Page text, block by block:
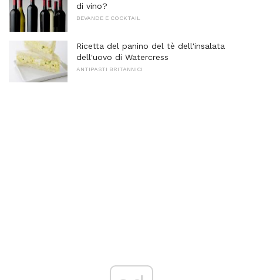
di vino?
BEVANDE E COCKTAIL
Ricetta del panino del tè dell'insalata
dell'uovo di Watercress
ANTIPASTI BRITANNICI